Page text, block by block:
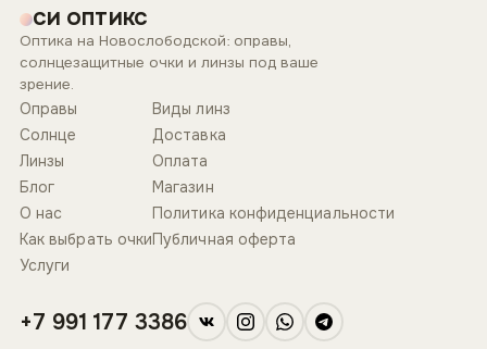
СИ ОПТИКС
Оптика на Новослободской: оправы,
солнцезащитные очки и линзы под ваше
зрение.
Оправы
Солнце
Линзы
Блог
О нас
Как выбрать очки
Услуги
Виды линз
Доставка
Оплата
Магазин
Политика конфиденциальности
Публичная оферта
+7 991 177 3386